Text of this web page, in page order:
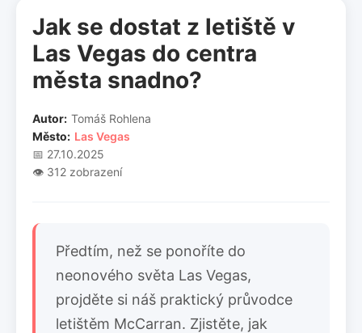
Jak se dostat z letiště v
Las Vegas do centra
města snadno?
Autor: Tomáš Rohlena
Město: Las Vegas
📅 27.10.2025
👁️ 312 zobrazení
Předtím, než se ponoříte do
neonového světa Las Vegas,
projděte si náš praktický průvodce
letištěm McCarran. Zjistěte, jak